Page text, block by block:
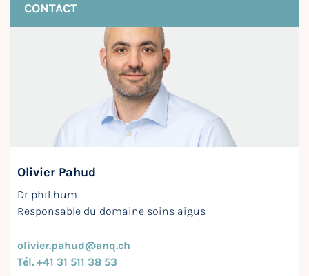
CONTACT
Olivier Pahud
Dr phil hum
Responsable du domaine soins aigus
olivier.pahud@anq.ch
Tél. +41 31 511 38 53